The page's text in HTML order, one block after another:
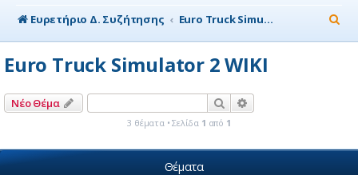
Ευρετήριο Δ. Συζήτησης
Euro Truck Simulator 2 WIKI
ν
Euro Truck Simulator 2 WIKI
Νέο Θέμα Αναζήτηση
3 θέματα • Σελίδα 1 από 1
Θέματα